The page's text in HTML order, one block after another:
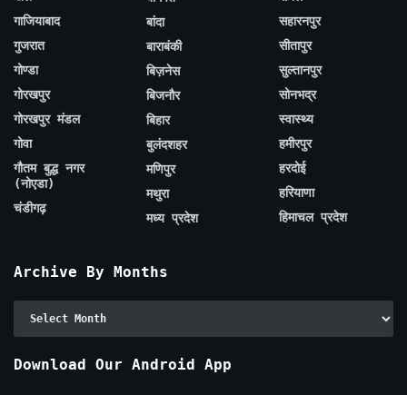
गाजियाबाद
गुजरात
गोण्डा
गोरखपुर
गोरखपुर मंडल
गोवा
गौतम बुद्ध नगर
(नोएडा)
चंडीगढ़
बांदा
बाराबंकी
बिज़नेस
बिजनौर
बिहार
बुलंदशहर
मणिपुर
मथुरा
मध्य प्रदेश
सहारनपुर
सीतापुर
सुल्तानपुर
सोनभद्र
स्वास्थ्य
हमीरपुर
हरदोई
हरियाणा
हिमाचल प्रदेश
Archive By Months
Download Our Android App